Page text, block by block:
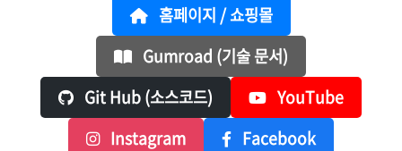
홈페이지 / 쇼핑몰
Gumroad (기술 문서)
Git Hub (소스코드)
YouTube
Instagram
Facebook